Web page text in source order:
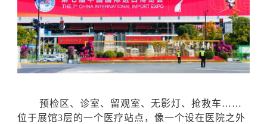
预检区、诊室、留观室、无影灯、抢救车……
位于展馆3层的一个医疗站点，像一个设在医院之外